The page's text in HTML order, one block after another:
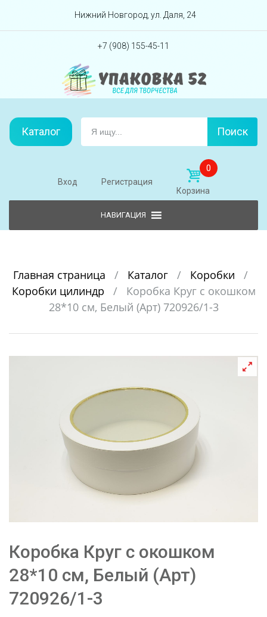
Перейти вниз
Нижний Новгород, ул. Даля, 24
+7 (908) 155-45-11
Каталог Поиск
Вход Регистрация
0
Корзина
Главная страница / Каталог / Коробки
/
Коробки цилиндр
/
Коробка Круг с окошком
28*10 см, Белый (Арт) 720926/1-3
Коробка Круг с окошком
28*10 см, Белый (Арт)
720926/1-3